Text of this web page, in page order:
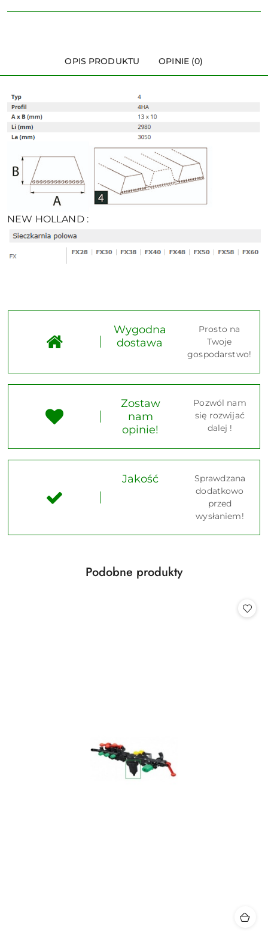
OPIS PRODUKTU OPINIE (0)
NEW HOLLAND :
Wygodna
dostawa
Prosto na
Twoje
gospodarstwo!
Zostaw
nam
opinie!
Pozwól nam
się rozwijać
dalej !
Jakość
Sprawdzana
dodatkowo
przed
wysłaniem!
Pomiń karuzelę produktów
Produkty
Podobne produkty